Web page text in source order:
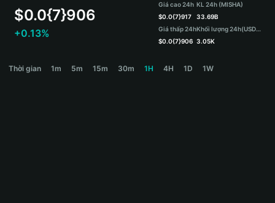
Español
Português (Brasil)
$0.0{7}906
+0.13%
Giá cao 24h
$0.0{7}917
Giá thấp 24h
$0.0{7}906
KL 24h (MISHA)
33.69B
Khối lượng 24h(USDT)
3.05K
Thời gian 1m 5m 15m 30m 1H 4H 1D 1W